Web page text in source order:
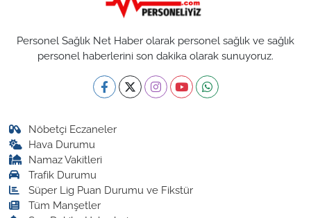
Personel Sağlık Net Haber olarak personel sağlık ve sağlık
personel haberlerini son dakika olarak sunuyoruz.
Nöbetçi Eczaneler
Hava Durumu
Namaz Vakitleri
Trafik Durumu
Süper Lig Puan Durumu ve Fikstür
Tüm Manşetler